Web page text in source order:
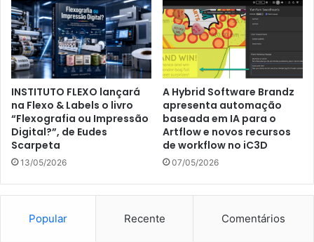
INSTITUTO FLEXO lançará
na Flexo & Labels o livro
“Flexografia ou Impressão
Digital?”, de Eudes
Scarpeta
13/05/2026
A Hybrid Software Brandz
apresenta automação
baseada em IA para o
Artflow e novos recursos
de workflow no iC3D
07/05/2026
Popular Recente Comentários